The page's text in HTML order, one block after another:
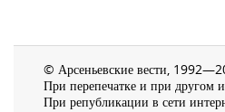
© Арсеньевские вести,
При перепечатке и при другом
При републикации в сети